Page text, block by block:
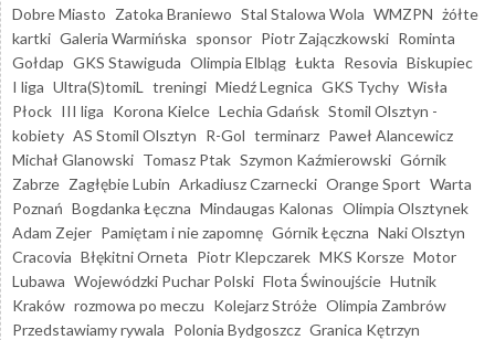
Dobre Miasto Zatoka Braniewo Stal Stalowa Wola WMZPN żółte
kartki Galeria Warmińska sponsor Piotr Zajączkowski Rominta
Gołdap GKS Stawiguda Olimpia Elbląg Łukta Resovia Biskupiec
I liga Ultra(S)tomiL treningi Miedź Legnica GKS Tychy Wisła
Płock III liga Korona Kielce Lechia Gdańsk Stomil Olsztyn -
kobiety AS Stomil Olsztyn R-Gol terminarz Paweł Alancewicz
Michał Glanowski Tomasz Ptak Szymon Kaźmierowski Górnik
Zabrze Zagłębie Lubin Arkadiusz Czarnecki Orange Sport Warta
Poznań Bogdanka Łęczna Mindaugas Kalonas Olimpia Olsztynek
Adam Zejer Pamiętam i nie zapomnę Górnik Łęczna Naki Olsztyn
Cracovia Błękitni Orneta Piotr Klepczarek MKS Korsze Motor
Lubawa Wojewódzki Puchar Polski Flota Świnoujście Hutnik
Kraków rozmowa po meczu Kolejarz Stróże Olimpia Zambrów
Przedstawiamy rywala Polonia Bydgoszcz Granica Kętrzyn